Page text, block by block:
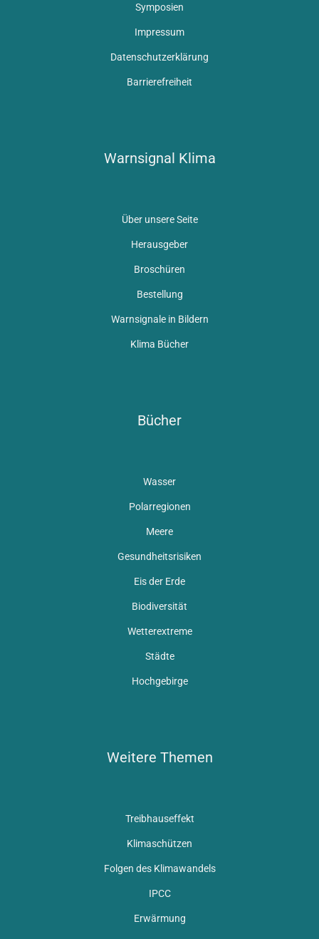
Symposien
Impressum
Datenschutzerklärung
Barrierefreiheit
Warnsignal Klima
Über unsere Seite
Herausgeber
Broschüren
Bestellung
Warnsignale in Bildern
Klima Bücher
Bücher
Wasser
Polarregionen
Meere
Gesundheitsrisiken
Eis der Erde
Biodiversität
Wetterextreme
Städte
Hochgebirge
Weitere Themen
Treibhauseffekt
Klimaschützen
Folgen des Klimawandels
IPCC
Erwärmung